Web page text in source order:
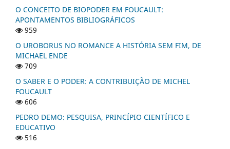
O CONCEITO DE BIOPODER EM FOUCAULT:
APONTAMENTOS BIBLIOGRÁFICOS
959
O UROBORUS NO ROMANCE A HISTÓRIA SEM FIM, DE
MICHAEL ENDE
709
O SABER E O PODER: A CONTRIBUIÇÃO DE MICHEL
FOUCAULT
606
PEDRO DEMO: PESQUISA, PRINCÍPIO CIENTÍFICO E
EDUCATIVO
516